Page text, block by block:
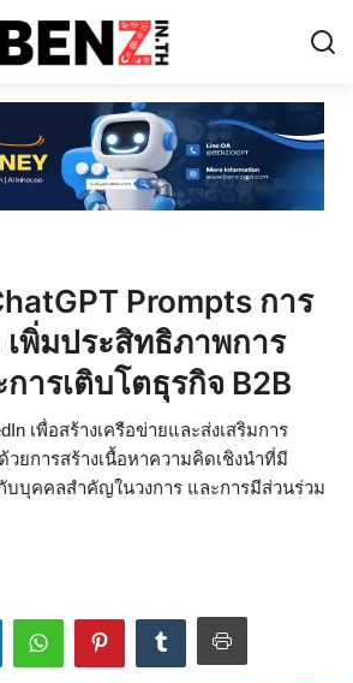
Prompts การ
พิ่มประสิทธิภาพการ
ารเติบโตธุรกิจ B2B
เพื่อสร้างเครือข่ายและส่งเสริมการ
วยการสร้างเนื้อหาความคิดเชิงนำที่มี
บบุคคลสำคัญในวงการ และการมีส่วนร่วม